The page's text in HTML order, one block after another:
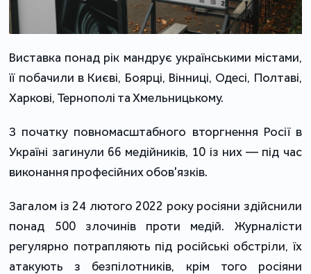
Виставка понад рік мандрує українськими містами,
її побачили в Києві, Боярці, Вінниці, Одесі, Полтаві,
Харкові, Тернополі та Хмельницькому.
З початку повномасштабного вторгнення Росії в
Україні загинули 66 медійників, 10 із них — під час
виконання професійних обов'язків.
Загалом із 24 лютого 2022 року росіяни здійснили
понад 500 злочинів проти медій. Журналісти
регулярно потрапляють під російські обстріли, їх
атакують з безпілотників, крім того росіяни